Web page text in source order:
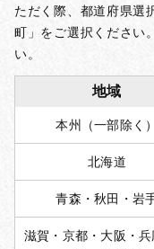
ただく際、都道府県選
町」をご選択ください
い。
地域
本州（一部除く）
北海道
青森・秋田・岩
滋賀・京都・大阪・兵